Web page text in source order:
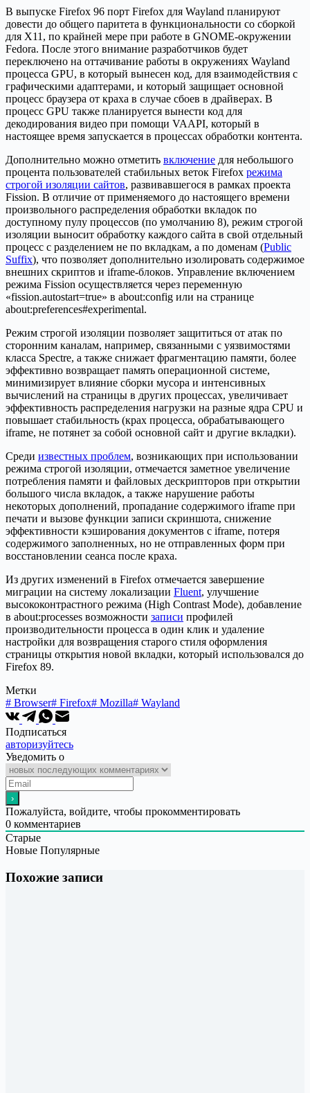
В выпуске Firefox 96 порт Firefox для Wayland планируют
довести до общего паритета в функциональности со сборкой
для X11, по крайней мере при работе в GNOME-окружении
Fedora. После этого внимание разработчиков будет
переключено на оттачивание работы в окружениях Wayland
процесса GPU, в который вынесен код, для взаимодействия с
графическими адаптерами, и который защищает основной
процесс браузера от краха в случае сбоев в драйверах. В
процесс GPU также планируется вынести код для
декодирования видео при помощи VAAPI, который в
настоящее время запускается в процессах обработки контента.
Дополнительно можно отметить включение для небольшого
процента пользователей стабильных веток Firefox режима
строгой изоляции сайтов, развивавшегося в рамках проекта
Fission. В отличие от применяемого до настоящего времени
произвольного распределения обработки вкладок по
доступному пулу процессов (по умолчанию 8), режим строгой
изоляции выносит обработку каждого сайта в свой отдельный
процесс с разделением не по вкладкам, а по доменам (Public
Suffix), что позволяет дополнительно изолировать содержимое
внешних скриптов и iframe-блоков. Управление включением
режима Fission осуществляется через переменную
«fission.autostart=true» в about:config или на странице
about:preferences#experimental.
Режим строгой изоляции позволяет защититься от атак по
сторонним каналам, например, связанными с уязвимостями
класса Spectre, а также снижает фрагментацию памяти, более
эффективно возвращает память операционной системе,
минимизирует влияние сборки мусора и интенсивных
вычислений на страницы в других процессах, увеличивает
эффективность распределения нагрузки на разные ядра CPU и
повышает стабильность (крах процесса, обрабатывающего
iframe, не потянет за собой основной сайт и другие вкладки).
Среди известных проблем, возникающих при использовании
режима строгой изоляции, отмечается заметное увеличение
потребления памяти и файловых дескрипторов при открытии
большого числа вкладок, а также нарушение работы
некоторых дополнений, пропадание содержимого iframe при
печати и вызове функции записи скриншота, снижение
эффективности кэширования документов с iframe, потеря
содержимого заполненных, но не отправленных форм при
восстановлении сеанса после краха.
Из других изменений в Firefox отмечается завершение
миграции на систему локализации Fluent, улучшение
высококонтрастного режима (High Contrast Mode), добавление
в about:processes возможности записи профилей
производительности процесса в один клик и удаление
настройки для возвращения старого стиля оформления
страницы открытия новой вкладки, который использовался до
Firefox 89.
Метки
# Browser# Firefox# Mozilla# Wayland
Подписаться
авторизуйтесь
Уведомить о
Пожалуйста, войдите, чтобы прокомментировать
0 комментариев
Старые
Новые Популярные
Похожие записи